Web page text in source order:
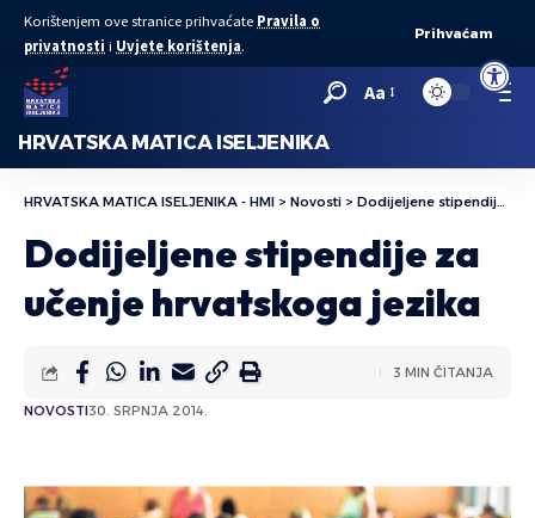
Open
Korištenjem ove stranice prihvaćate Pravila o
privatnosti i Uvjete korištenja.
Prihvaćam
Aa
HRVATSKA MATICA ISELJENIKA
HRVATSKA MATICA ISELJENIKA - HMI > Novosti > Dodijeljene stipendije za učenje hrvatskoga jezika
Dodijeljene stipendije za
učenje hrvatskoga jezika
NOVOSTI30. SRPNJA 2014.
3 MIN ČITANJA